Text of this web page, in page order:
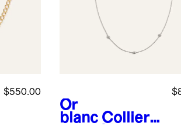
$550.00
Or
blanc Collier